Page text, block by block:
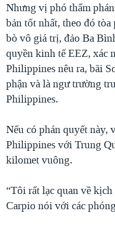
Nhưng vị phó thẩm
bản tốt nhất, theo đó
bò vô giá trị, đảo Ba
quyền kinh tế EEZ, xác
Philippines nêu ra, bãi
phận và là ngư trường
Philippines.
Nếu có phán quyết này,
Philippines với Trung
kilomet vuông.
“Tôi rất lạc quan về
Carpio nói với các